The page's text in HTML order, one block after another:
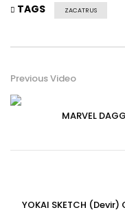
TAGS ZACATRUS
Previous Video
MARVEL
YOKAI SKETCH